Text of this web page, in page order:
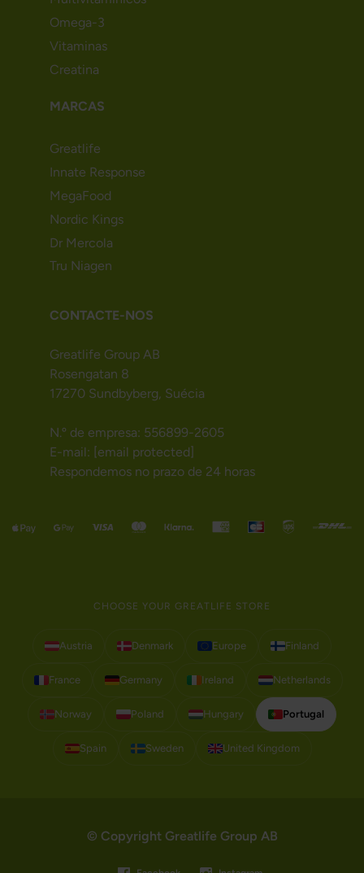
Omega-3
Vitaminas
Creatina
MARCAS
Greatlife
Innate Response
MegaFood
Nordic Kings
Dr Mercola
Tru Niagen
CONTACTE-NOS
Greatlife Group AB
Rosengatan 8
17270 Sundbyberg, Suécia
N.º de empresa: 556899-2605
E-mail: [email protected]
Respondemos no prazo de 24 horas
CHOOSE YOUR GREATLIFE STORE
Austria Denmark Europe Finland
France Germany Ireland Netherlands
Norway Poland Hungary Portugal
Spain Sweden United Kingdom
© Copyright Greatlife Group AB